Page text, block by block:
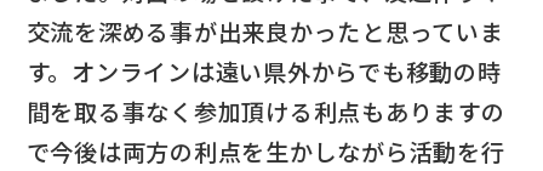
交流を深める事が出来良かったと思っていま
す。オンラインは遠い県外からでも移動の時
間を取る事なく参加頂ける利点もありますの
で今後は両方の利点を生かしながら活動を行